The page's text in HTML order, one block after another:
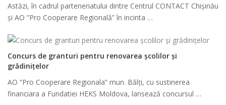
Astăzi, în cadrul parteneriatului dintre Centrul CONTACT Chișinău
și AO ”Pro Cooperare Regională” în incinta …
Concurs de granturi pentru renovarea școlilor și
grădinițelor
AO “Pro Cooperare Regionala” mun. Bălți, cu sustinerea
financiara a Fundatiei HEKS Moldova, lansează concursul …